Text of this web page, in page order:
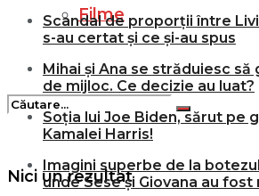
Filme
Nici un rezultat
Scandal de proporții între
s-au certat și ce și-au spus
Mihai și Ana se străduiesc să
de mijloc. Ce decizie au luat?
Soția lui Joe Biden, sărut pe
Kamalei Harris!
Imagini superbe de la
unde Sese și Giovana au fost